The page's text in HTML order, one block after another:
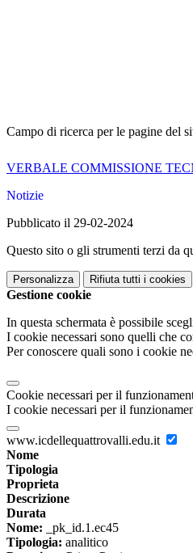
Campo di ricerca per le pagine del
VERBALE COMMISSIONE
Notizie
Pubblicato il 29-02-2024
Questo sito o gli strumenti terzi da
Personalizza Rifiuta tutti i cookies
Gestione cookie
In questa schermata è possibile
I cookie necessari sono quelli che
Per conoscere quali sono i cookie
Cookie necessari per il
I cookie necessari per il
www.icdellequattrovalli.edu.it
Nome
Tipologia
Proprieta
Descrizione
Durata
Nome: _pk_id.1.ec45
Tipologia: analitico